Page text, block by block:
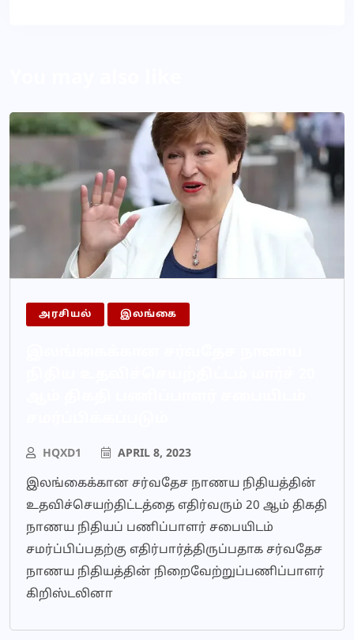
அரசியல் இலங்கை
HQXD1 APRIL 8, 2023
இலங்கைக்கான சர்வதேச நாணய நிதியத்தின்
உதவிச்செயற்திட்டத்தை எதிர்வரும் 20 ஆம் திகதி
நாணய நிதியப் பணிப்பாளர் சபையிடம்
சமர்ப்பிப்பதற்கு எதிர்பார்த்திருப்பதாக சர்வதேச
நாணய நிதியத்தின் நிறைவேற்றுப்பணிப்பாளர்
கிறிஸ்டலினா